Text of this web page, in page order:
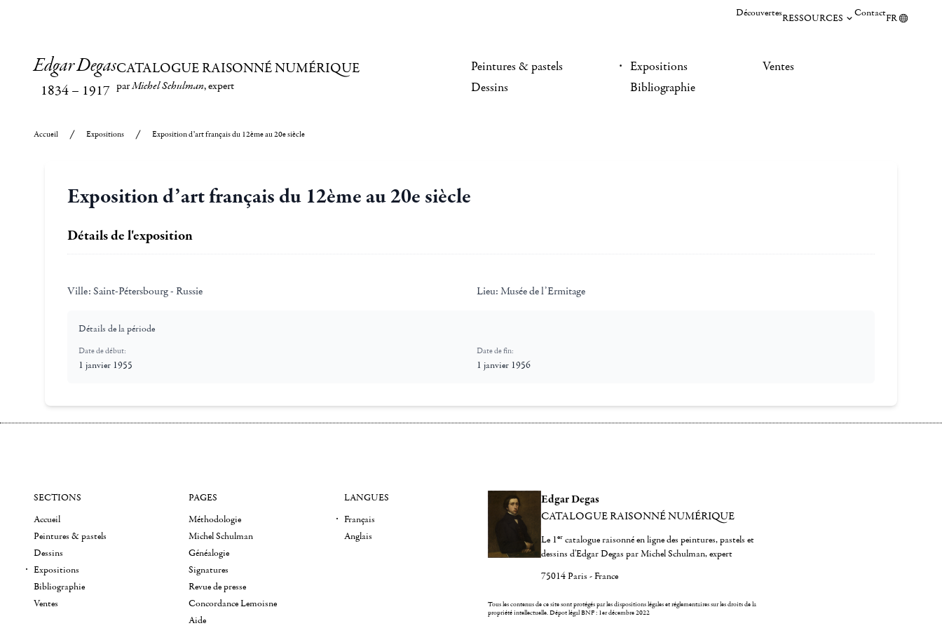
DécouvertesRESSOURCES ContactFR
Edgar Degas
1834– 1917
CATALOGUE RAISONNÉ NUMÉRIQUE
parMichel Schulman, expert
Peintures & pastels
Dessins
Expositions
Bibliographie
Ventes
Accueil Expositions Exposition d’art français du 12ème au 20e siècle
Exposition d’art français du 12ème au 20e siècle
Détails de l'exposition
Ville: Saint-Pétersbourg - Russie Lieu: Musée de l’Ermitage
Détails de la période
Date de début:
1 janvier 1955
Date de fin:
1 janvier 1956
Edgar Degas
CATALOGUE RAISONNÉ NUMÉRIQUE
Le 1er catalogue raisonné en ligne des peintures, pastels et
dessins d'Edgar Degas par Michel Schulman, expert
75014 Paris - France
Tous les contenus de ce site sont protégés par les dispositions légales et réglementaires sur les droits de la
propriété intellectuelle.Dépot légal BNF : 1er décembre 2022
SECTIONS
Accueil
Peintures & pastels
Dessins
Expositions
Bibliographie
Ventes
PAGES
Méthodologie
Michel Schulman
Généalogie
Signatures
Revue de presse
Concordance Lemoisne
Aide
LANGUES
Français
Anglais